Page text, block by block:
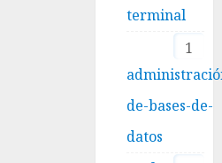
terminal
1
de-bases-de-
datos